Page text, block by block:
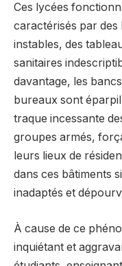
Ces lycées
caractérisés par des
instables, des
sanitaires
davantage, les
bureaux sont
traque incessante
groupes armés,
leurs lieux de
dans ces bâtiments
inadaptés et
À cause de ce
inquiétant et